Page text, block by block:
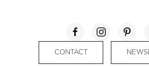
CONTACT